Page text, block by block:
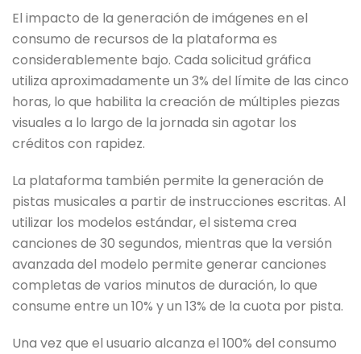
El impacto de la generación de imágenes en el
consumo de recursos de la plataforma es
considerablemente bajo. Cada solicitud gráfica
utiliza aproximadamente un 3% del límite de las cinco
horas, lo que habilita la creación de múltiples piezas
visuales a lo largo de la jornada sin agotar los
créditos con rapidez.
La plataforma también permite la generación de
pistas musicales a partir de instrucciones escritas. Al
utilizar los modelos estándar, el sistema crea
canciones de 30 segundos, mientras que la versión
avanzada del modelo permite generar canciones
completas de varios minutos de duración, lo que
consume entre un 10% y un 13% de la cuota por pista.
Una vez que el usuario alcanza el 100% del consumo